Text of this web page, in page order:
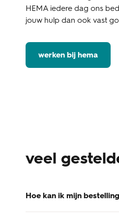
HEMA iedere dag ons
jouw hulp dan ook vast
werken bij hema
veel
Hoe kan ik mijn